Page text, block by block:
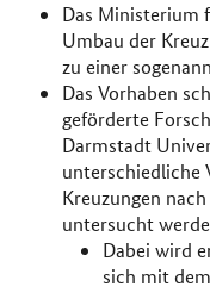
Das Ministerium
Umbau der
zu einer
Das Vorhaben
geförderte
Darmstadt
unterschiedliche
Kreuzungen
untersucht
Dabei wird
sich mit